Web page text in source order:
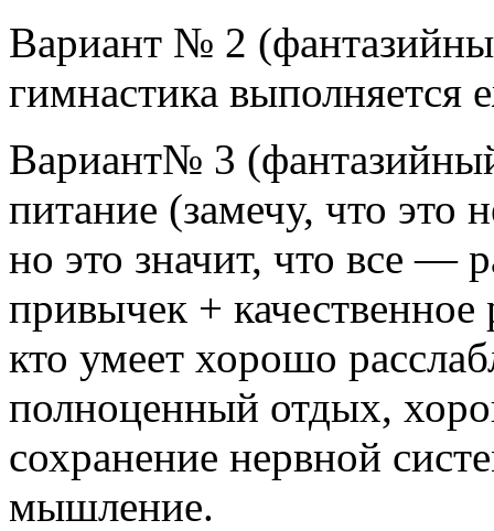
Вариант № 2
гимнастика выполняется
Вариант№ 3
питание (замечу, что это
но это значит, что все —
привычек + качественное
кто умеет хорошо
полноценный отдых,
сохранение нервной
мышление.